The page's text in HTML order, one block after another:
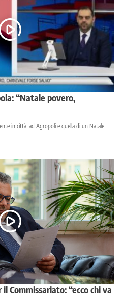
“Natale povero,
in città, ad Agropoli e quella di un Natale
Commissariato: “ecco chi va